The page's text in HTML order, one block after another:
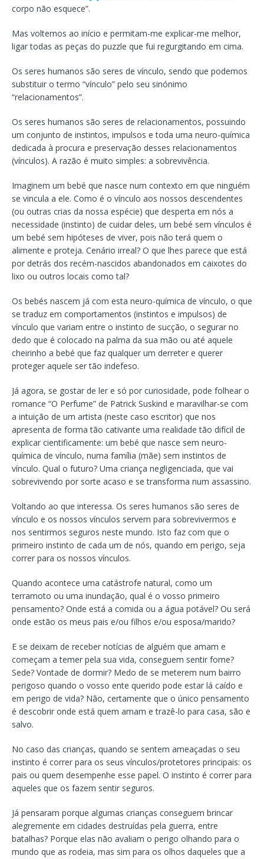
corpo não esquece”.
Mas voltemos ao início e permitam-me explicar-me melhor,
ligar todas as peças do puzzle que fui regurgitando em cima.
Os seres humanos são seres de vínculo, sendo que podemos
substituir o termo “vínculo” pelo seu sinónimo
“relacionamentos”.
Os seres humanos são seres de relacionamentos, possuindo
um conjunto de instintos, impulsos e toda uma neuro-química
dedicada à procura e preservação desses relacionamentos
(vínculos). A razão é muito simples: a sobrevivência.
Imaginem um bebé que nasce num contexto em que ninguém
se vincula a ele. Como é o vínculo aos nossos descendentes
(ou outras crias da nossa espécie) que desperta em nós a
necessidade (instinto) de cuidar deles, um bebé sem vínculos é
um bebé sem hipóteses de viver, pois não terá quem o
alimente e proteja. Cenário irreal? O que lhes parece que está
por detrás dos recém-nascidos abandonados em caixotes do
lixo ou outros locais como tal?
Os bebés nascem já com esta neuro-química de vínculo, o que
se traduz em comportamentos (instintos e impulsos) de
vínculo que variam entre o instinto de sucção, o segurar no
dedo que é colocado na palma da sua mão ou até aquele
cheirinho a bebé que faz qualquer um derreter e querer
proteger aquele ser tão indefeso.
Já agora, se gostar de ler e só por curiosidade, pode folhear o
romance “O Perfume” de Patrick Suskind e maravilhar-se com
a intuição de um artista (neste caso escritor) que nos
apresenta de forma tão cativante uma realidade tão difícil de
explicar cientificamente: um bebé que nasce sem neuro-
química de vínculo, numa família (mãe) sem instintos de
vínculo. Qual o futuro? Uma criança negligenciada, que vai
sobrevivendo por sorte acaso e se transforma num assassino.
Voltando ao que interessa. Os seres humanos são seres de
vínculo e os nossos vínculos servem para sobrevivermos e
nos sentirmos seguros neste mundo. Isto faz com que o
primeiro instinto de cada um de nós, quando em perigo, seja
correr para os nossos vínculos.
Quando acontece uma catástrofe natural, como um
terramoto ou uma inundação, qual é o vosso primeiro
pensamento? Onde está a comida ou a água potável? Ou será
onde estão os meus pais e/ou filhos e/ou esposa/marido?
E se deixam de receber notícias de alguém que amam e
começam a temer pela sua vida, conseguem sentir fome?
Sede? Vontade de dormir? Medo de se meterem num bairro
perigoso quando o vosso ente querido pode estar lá caído e
em perigo de vida? Não, certamente que o único pensamento
é descobrir onde está quem amam e trazê-lo para casa, são e
salvo.
No caso das crianças, quando se sentem ameaçadas o seu
instinto é correr para os seus vínculos/protetores principais: os
pais ou quem desempenhe esse papel. O instinto é correr para
aqueles que os fazem sentir seguros.
Já pensaram porque algumas crianças conseguem brincar
alegremente em cidades destruídas pela guerra, entre
batalhas? Porque elas não avaliam o perigo olhando para o
mundo que as rodeia, mas sim para os olhos daqueles que a